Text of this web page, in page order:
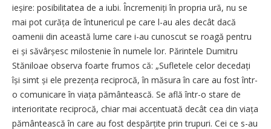
ieșire: posibilitatea de a iubi. Încremeniți în propria ură, nu se
mai pot curăța de întunericul pe care l-au ales decât dacă
oamenii din această lume care i-au cunoscut se roagă pentru
ei și săvârșesc milostenie în numele lor. Părintele Dumitru
Stăniloae observa foarte frumos că: „Sufletele celor decedați
își simt și ele prezența reciprocă, în măsura în care au fost într-
o comunicare în viața pământească. Se află într-o stare de
interioritate reciprocă, chiar mai accentuată decât cea din viața
pământească în care au fost despărțite prin trupuri. Cei ce s-au